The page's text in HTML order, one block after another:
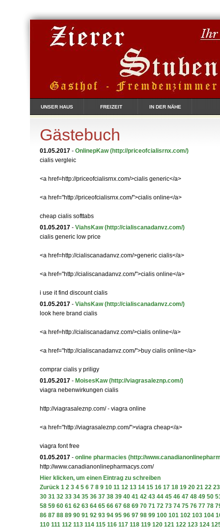
UNSER HAUS FREIZEIT IN DER NÄHE
Gästebuch
01.05.2017 - OnlinepKaw (http://priceofcialisrnx.com/)
cialis vergleic
<a href=http://priceofcialisrnx.com/>cialis generic</a>
<a href="http://priceofcialisrnx.com/">cialis online</a>
cheap cialis softtabs
01.05.2017 - ViahsKaw (http://cialiscanadanvz.com/)
cialis generic low price
<a href=http://cialiscanadanvz.com/>generic cialis</a>
<a href="http://cialiscanadanvz.com/">cialis online</a>
i use it find discount cialis
01.05.2017 - ViahsKaw (http://cialiscanadanvz.com/)
look here brand cialis
<a href=http://cialiscanadanvz.com/>cialis online</a>
<a href="http://cialiscanadanvz.com/">buy cialis online</a>
comprar cialis y priligy
01.05.2017 - MoisesKaw (http://viagrasaleznp.com/)
viagra nebenwirkungen cialis
http://viagrasaleznp.com/ - viagra online
<a href="http://viagrasaleznp.com/">viagra cheap</a>
viagra font free
01.05.2017 - online pharmacies (http://
http://www.canadianonlinepharmacys.com/
Hier klicken, um einen Eintrag zu schreiben
Zurück 1 2 3 4 5 6 7 8 9 10 11 12 13 14 15 16 17 18 19 20 21 22 23
30 31 32 33 34 35 36 37 38 39 40 41 42 43 44 45 46 47 48 49 50
58 59 60 61 62 63 64 65 66 67 68 69 70 71 72 73 74 75 76 77 78
86 87 88 89 90 91 92 93 94 95 96 97 98 99 100 101 102 103 104
110 111 112 113 114 115 116 117 118 119 120 121 122 123 124